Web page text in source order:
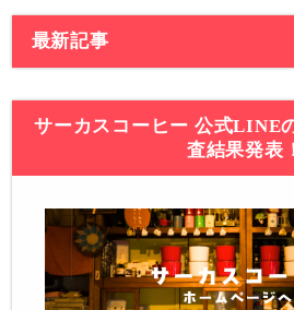
最新記事
サーカスコーヒー 公式LINE
査結果発表！